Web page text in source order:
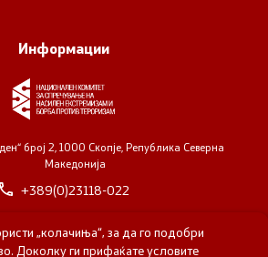
Информации
број 2, 1000 Скопје, Република Северна
Македонија
+389(0)23118-022
комитет за спречување на насилен
„колачиња“, за да го подобри
Доколку ги прифаќате условите